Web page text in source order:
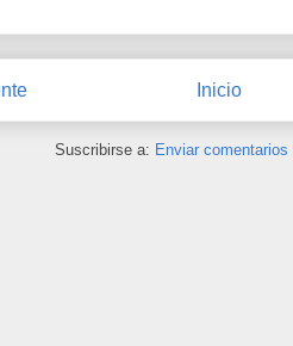
Inicio
Suscribirse a: Enviar comentarios